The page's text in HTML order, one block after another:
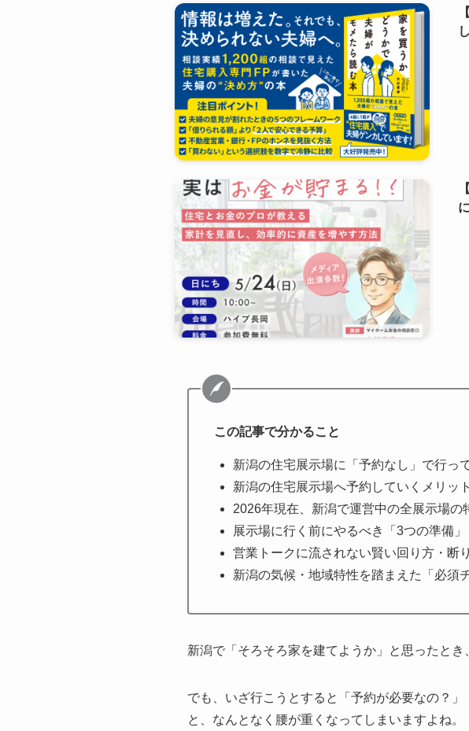
この記事で分かること
新潟の住宅展示場に「予約なし」で行
新潟の住宅展示場へ予約していくメリット
2026年現在、新潟で運営中の全展示場の
展示場に行く前にやるべき「3つの準備」
営業トークに流されない賢い回り方・断
新潟の気候・地域特性を踏まえた「必須
新潟で「そろそろ家を建てようか」と思ったと
でも、いざ行こうとすると「予約が必要なの？
と、なんとなく腰が重くなってしまいますよね。